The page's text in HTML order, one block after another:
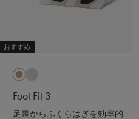
おすすめ
Foot Fit 3
足裏からふくらはぎを効率的